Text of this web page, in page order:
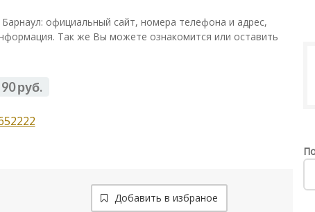
официальный сайт, номера телефона и адрес,
Так же Вы можете ознакомится или оставить
90 руб.
Добавить в избраное